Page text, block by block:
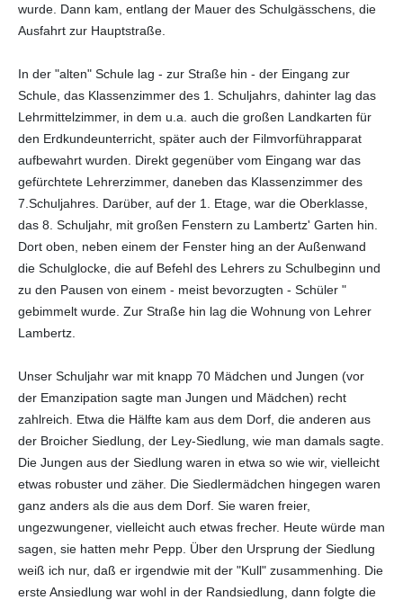
wurde. Dann kam, entlang der Mauer des Schulgässchens, die
Ausfahrt zur Hauptstraße.
In der "alten" Schule lag - zur Straße hin - der Eingang zur
Schule, das Klassenzimmer des 1. Schuljahrs, dahinter lag das
Lehrmittelzimmer, in dem u.a. auch die großen Landkarten für
den Erdkundeunterricht, später auch der Filmvorführapparat
aufbewahrt wurden. Direkt gegenüber vom Eingang war das
gefürchtete Lehrerzimmer, daneben das Klassenzimmer des
7.Schuljahres. Darüber, auf der 1. Etage, war die Oberklasse,
das 8. Schuljahr, mit großen Fenstern zu Lambertz' Garten hin.
Dort oben, neben einem der Fenster hing an der Außenwand
die Schulglocke, die auf Befehl des Lehrers zu Schulbeginn und
zu den Pausen von einem - meist bevorzugten - Schüler "
gebimmelt wurde. Zur Straße hin lag die Wohnung von Lehrer
Lambertz.
Unser Schuljahr war mit knapp 70 Mädchen und Jungen (vor
der Emanzipation sagte man Jungen und Mädchen) recht
zahlreich. Etwa die Hälfte kam aus dem Dorf, die anderen aus
der Broicher Siedlung, der Ley-Siedlung, wie man damals sagte.
Die Jungen aus der Siedlung waren in etwa so wie wir, vielleicht
etwas robuster und zäher. Die Siedlermädchen hingegen waren
ganz anders als die aus dem Dorf. Sie waren freier,
ungezwungener, vielleicht auch etwas frecher. Heute würde man
sagen, sie hatten mehr Pepp. Über den Ursprung der Siedlung
weiß ich nur, daß er irgendwie mit der "Kull" zusammenhing. Die
erste Ansiedlung war wohl in der Randsiedlung, dann folgte die